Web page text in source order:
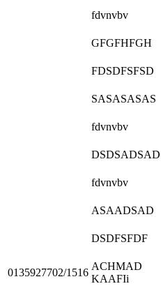
fdvnvbv
GFGFHFGH
FDSDFSFSD
SASASASAS
fdvnvbv
DSDSADSAD
fdvnvbv
ASAADSAD
DSDFSFDF
0135927702/1516
ACHMAD
KAAFIi